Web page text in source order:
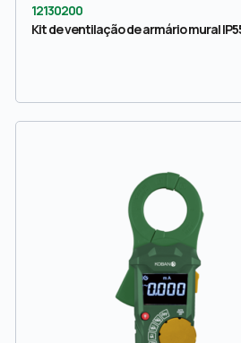
12130200
Kit de ventilação de armário mural